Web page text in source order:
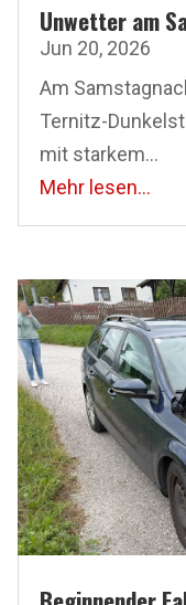
Unwetter am
Jun 20, 2026
Am
Ternitz-
mit starkem...
Mehr lesen...